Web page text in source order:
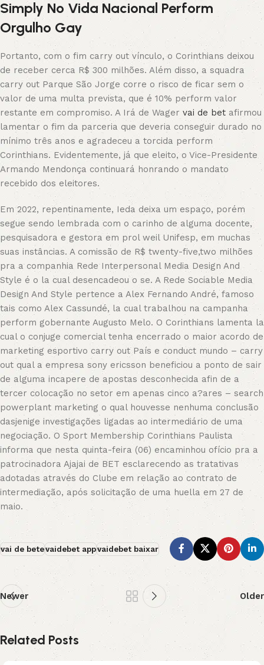
Simply No Vida Nacional Perform
Orgulho Gay
Portanto, com o fim carry out vínculo, o Corinthians deixou
de receber cerca R$ 300 milhões. Além disso, a squadra
carry out Parque São Jorge corre o risco de ficar sem o
valor de uma multa prevista, que é 10% perform valor
restante em compromiso. A Irá de Wager vai de bet afirmou
lamentar o fim da parceria que deveria conseguir durado no
mínimo três anos e agradeceu a torcida perform
Corinthians. Evidentemente, já que eleito, o Vice-Presidente
Armando Mendonça continuará honrando o mandato
recebido dos eleitores.
Em 2022, repentinamente, Ieda deixa um espaço, porém
segue sendo lembrada com o carinho de alguma docente,
pesquisadora e gestora em prol weil Unifesp, em muchas
suas instâncias. A comissão de R$ twenty-five,two milhões
pra a companhia Rede Interpersonal Media Design And
Style é o la cual desencadeou o se. A Rede Sociable Media
Design And Style pertence a Alex Fernando André, famoso
tais como Alex Cassundé, la cual trabalhou na campanha
perform gobernante Augusto Melo. O Corinthians lamenta la
cual o conjuge comercial tenha encerrado o maior acordo de
marketing esportivo carry out País e conduct mundo – carry
out qual a empresa sony ericsson beneficiou a ponto de sair
de alguma incapere de apostas desconhecida afin de a
tercer colocação no setor em apenas cinco a?ares – search
powerplant marketing o qual houvesse nenhuma conclusão
dasjenige investigações ligadas ao intermediário de uma
negociação. O Sport Membership Corinthians Paulista
informa que nesta quinta-feira (06) encaminhou ofício pra a
patrocinadora Ajajai de BET esclarecendo as tratativas
adotadas através do Clube em relação ao contrato de
intermediação, após solicitação de uma huella em 27 de
maio.
vai de betevaidebet appvaidebet baixar
Newer Older
Related Posts